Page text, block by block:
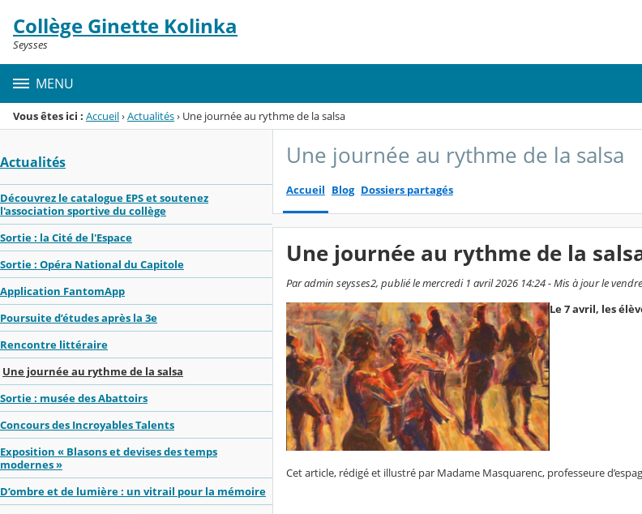
Menu de la rubrique
Contenu
Collège Ginette Kolinka
Seysses
MENU
Vous êtes ici : Accueil›Actualités› Une journée au rythme de la salsa
Actualités
Découvrez le catalogue EPS et soutenez
l'association sportive du collège
Sortie : la Cité de l'Espace
Sortie : Opéra National du Capitole
Application FantomApp
Poursuite d’études après la 3e
Rencontre littéraire
Une journée au rythme de la salsa
Sortie : musée des Abattoirs
Concours des Incroyables Talents
Exposition « Blasons et devises des temps
modernes »
D’ombre et de lumière : un vitrail pour la mémoire
Une journée au rythme de la salsa
Accueil Blog Dossiers partagés
Une journée au rythme de la
Par admin seysses2, publié le mercredi 1 avril 2026 14:24 - Mis à jour le
Le 7 avril, les
Cet article, rédigé et illustré par Madame Masquarenc, professeure